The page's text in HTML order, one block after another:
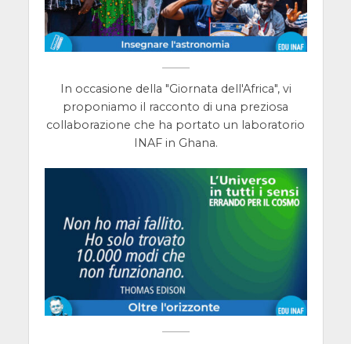
In occasione della "Giornata dell'Africa", vi
proponiamo il racconto di una preziosa
collaborazione che ha portato un laboratorio
INAF in Ghana.